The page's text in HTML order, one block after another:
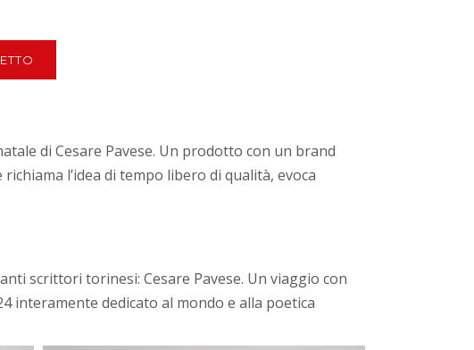
di Cesare Pavese. Un prodotto con un brand
l’idea di tempo libero di qualità, evoca
scrittori torinesi: Cesare Pavese. Un viaggio con
interamente dedicato al mondo e alla poetica